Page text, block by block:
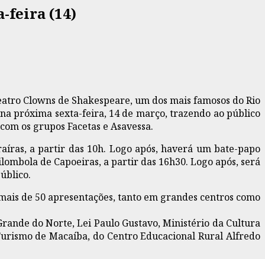
feira (14)
Clowns de Shakespeare, um dos mais famosos do Rio
próxima sexta-feira, 14 de março, trazendo ao público
os grupos Facetas e Asavessa.
a partir das 10h. Logo após, haverá um bate-papo
de Capoeiras, a partir das 16h30. Logo após, será
de 50 apresentações, tanto em grandes centros como
do Norte, Lei Paulo Gustavo, Ministério da Cultura
de Macaíba, do Centro Educacional Rural Alfredo